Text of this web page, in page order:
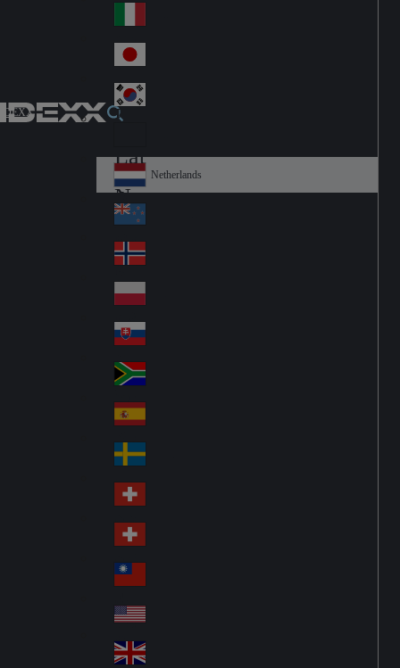
IDEXX
an
y
Ital
y
Jap
an
Ko
Lat
in
A
me
ric
a
Ne
the
rla
nd
s
Netherlands
Ne
w
Ze
ala
nd
No
rw
ay
Pol
an
d
Slo
va
kia
So
uth
Af
ric
a
Sp
ain
Sw
ed
en
Sw
itz
erl
an
d
Sw
itz
erl
an
d
wa
n
A